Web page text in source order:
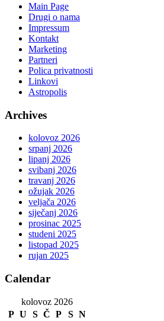
Main Page
Drugi o nama
Impressum
Kontakt
Marketing
Partneri
Polica privatnosti
Linkovi
Astropolis
Archives
kolovoz 2026
srpanj 2026
lipanj 2026
svibanj 2026
travanj 2026
ožujak 2026
veljača 2026
siječanj 2026
prosinac 2025
studeni 2025
listopad 2025
rujan 2025
Calendar
kolovoz 2026
P U S Č P S N